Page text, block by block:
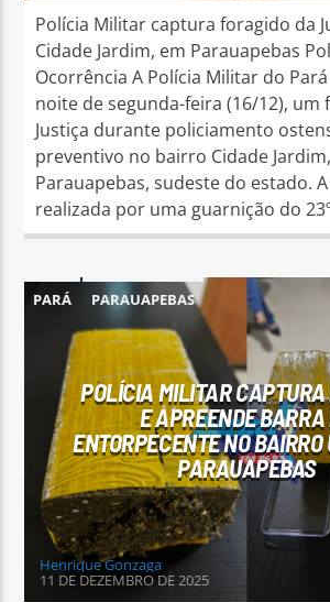
Polícia Militar captura foragido da
Cidade Jardim, em Parauapebas
Ocorrência A Polícia Militar do
noite de segunda-feira (16/12), um
Justiça durante policiamento
preventivo no bairro Cidade
Parauapebas, sudeste do estado.
realizada por uma guarnição do
PARÁ PARAUAPEBAS
POLÍCIA MILITAR CAPTURA
E APREENDE BARRA
ENTORPECENTE NO BAIRRO
PARAUAPEBAS
Henrique Gonzaga
11 DE DEZEMBRO DE 2025